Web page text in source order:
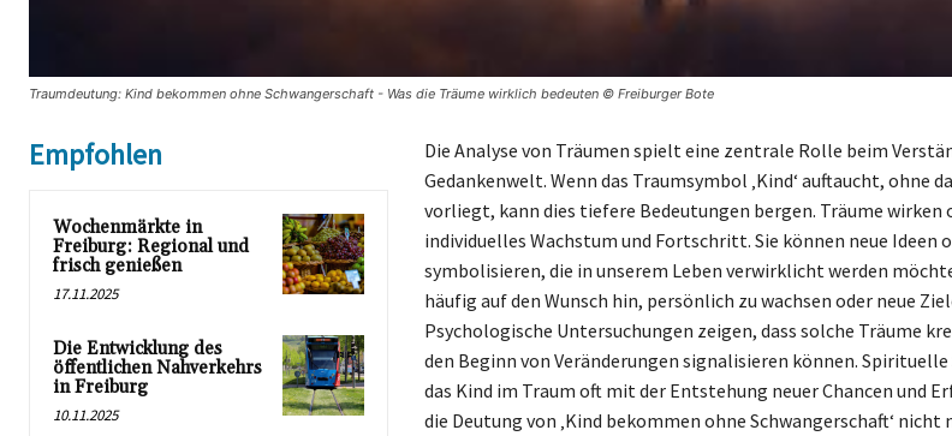
Traumdeutung: Kind bekommen ohne Schwangerschaft - Was die Träume wirklich bedeuten © Freiburger Bote
Empfohlen
Wochenmärkte in
Freiburg: Regional und
frisch genießen
17.11.2025
Die Entwicklung des
öffentlichen Nahverkehrs
in Freiburg
10.11.2025
Die Analyse von Träumen spielt eine zentrale Rolle beim
Gedankenwelt. Wenn das Traumsymbol ‚Kind‘ auftaucht, ohne
vorliegt, kann dies tiefere Bedeutungen bergen. Träume
individuelles Wachstum und Fortschritt. Sie können neue Ideen
symbolisieren, die in unserem Leben verwirklicht werden
häufig auf den Wunsch hin, persönlich zu wachsen oder neue
Psychologische Untersuchungen zeigen, dass solche Träume
den Beginn von Veränderungen signalisieren können.
das Kind im Traum oft mit der Entstehung neuer Chancen und
die Deutung von ‚Kind bekommen ohne Schwangerschaft‘ nicht